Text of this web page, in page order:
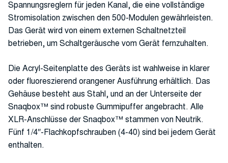
Spannungsreglern für jeden Kanal, die eine vollständige
Stromisolation zwischen den 500-Modulen gewährleisten.
Das Gerät wird von einem externen Schaltnetzteil
betrieben, um Schaltgeräusche vom Gerät fernzuhalten.
Die Acryl-Seitenplatte des Geräts ist wahlweise in klarer
oder fluoreszierend orangener Ausführung erhältlich. Das
Gehäuse besteht aus Stahl, und an der Unterseite der
Snaqbox™ sind robuste Gummipuffer angebracht. Alle
XLR-Anschlüsse der Snaqbox™ stammen von Neutrik.
Fünf 1/4″-Flachkopfschrauben (4-40) sind bei jedem Gerät
enthalten.